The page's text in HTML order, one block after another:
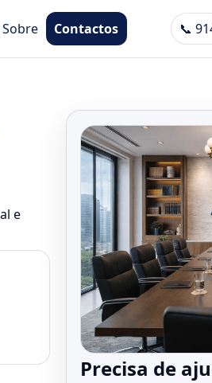
Sobre Contactos 📞
e
Precisa de